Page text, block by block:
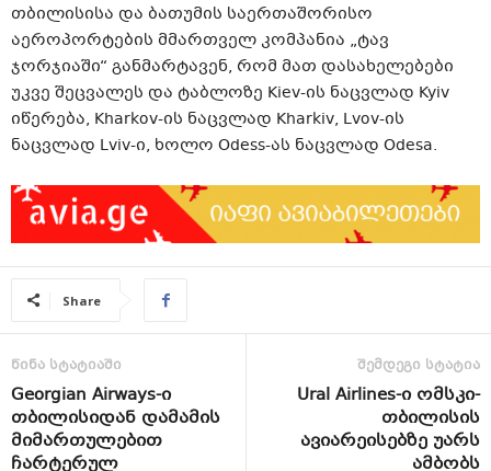
თბილისისა და ბათუმის საერთაშორისო
აეროპორტების მმართველ კომპანია „ტავ
ჯორჯიაში“ განმარტავენ, რომ მათ დასახელებები
უკვე შეცვალეს და ტაბლოზე Kiev-ის ნაცვლად Kyiv
იწერება, Kharkov-ის ნაცვლად Kharkiv, Lvov-ის
ნაცვლად Lviv-ი, ხოლო Odess-ას ნაცვლად Odesa.
Share
წინა სტატიაში
Georgian Airways-ი
თბილისიდან დამამის
მიმართულებით
ჩარტერულ
შემდეგი სტატია
Ural Airlines-ი ომსკი-
თბილისის
ავიარეისებზე უარს
ამბობს